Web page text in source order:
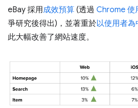
eBay 採用成效預算 (透過 Chrome 使
爭研究後得出)，並著重於以使用者
此大幅改善了網站速度。